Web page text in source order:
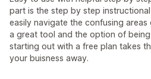
part is the step by step
easily navigate the confusing
a great tool and the option of
starting out with a free plan takes
your buisness away.